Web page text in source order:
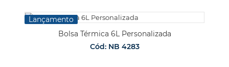
Lançamento
Bolsa Térmica 6L Personalizada
Cód: NB 4283